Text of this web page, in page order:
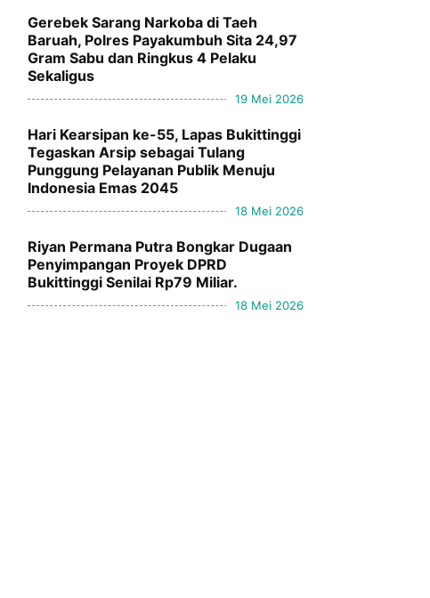
Gerebek Sarang Narkoba di Taeh
Baruah, Polres Payakumbuh Sita 24,97
Gram Sabu dan Ringkus 4 Pelaku
Sekaligus
19 Mei 2026
Hari Kearsipan ke-55, Lapas Bukittinggi
Tegaskan Arsip sebagai Tulang
Punggung Pelayanan Publik Menuju
Indonesia Emas 2045
18 Mei 2026
Riyan Permana Putra Bongkar Dugaan
Penyimpangan Proyek DPRD
Bukittinggi Senilai Rp79 Miliar.
18 Mei 2026